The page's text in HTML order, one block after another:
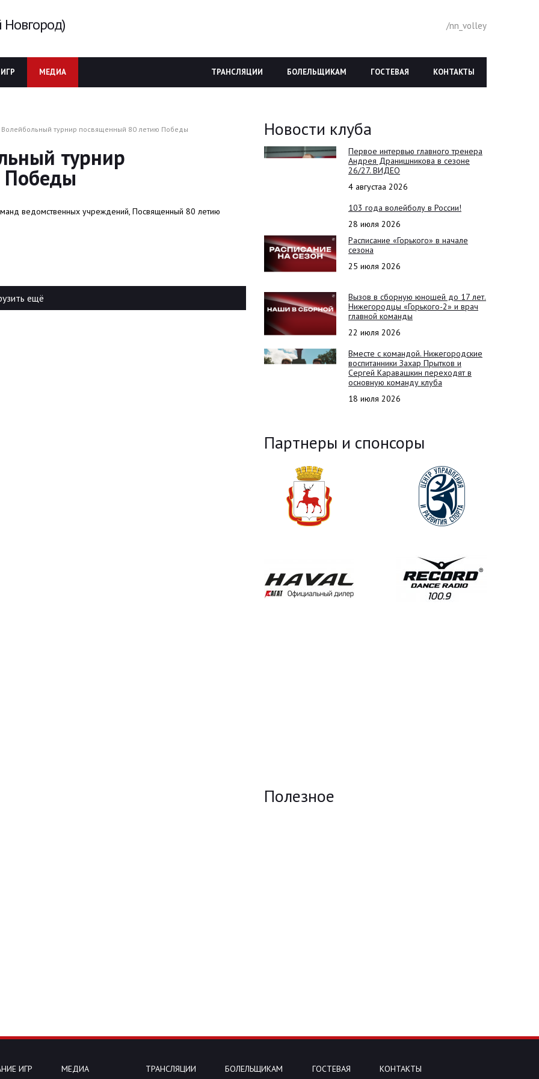
/nn_volley
МЕДИА КОНТАКТЫ
ГОСТЕВАЯ
БОЛЕЛЬЩИКАМ
ТРАНСЛЯЦИИ
Волейбольный турнир посвященный 80 летию Победы
турнир
ведомственных учреждений, Посвященный 80 летию
ещё
Новости клуба
Первое интервью главного тренера
Андрея Дранишникова в сезоне
26/27. ВИДЕО
4 августаа 2026
103 года волейболу в России!
28 июля 2026
Расписание «Горького» в начале
сезона
25 июля 2026
Вызов в сборную юношей до 17 лет.
Нижегородцы «Горького-2» и врач
главной команды
22 июля 2026
Вместе с командой. Нижегородские
воспитанники Захар Прытков и
Сергей Каравашкин переходят в
основную команду клуба
18 июля 2026
Партнеры и спонсоры
Полезное
ИГР МЕДИА ТРАНСЛЯЦИИ БОЛЕЛЬЩИКАМ ГОСТЕВАЯ КОНТАКТЫ